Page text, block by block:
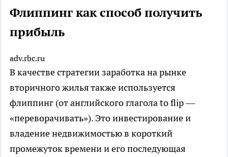
Флиппинг как способ получить
прибыль
adv.rbc.ru
В качестве стратегии заработка на рынке
вторичного жилья также используется
флиппинг (от английского глагола to flip —
«переворачивать»). Это инвестирование и
владение недвижимостью в короткий
промежуток времени и его последующая